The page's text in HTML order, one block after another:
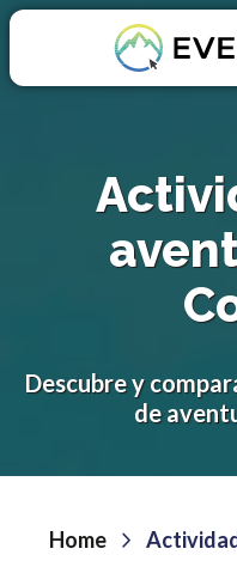
Descubre y
de
Home